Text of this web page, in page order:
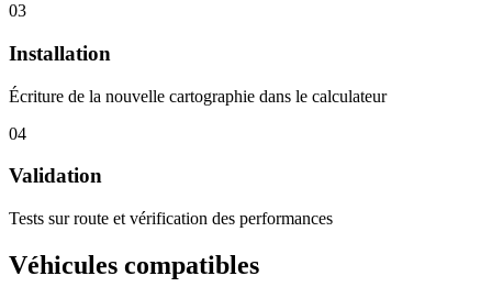
03
Installation
Écriture de la nouvelle cartographie dans le calculateur
04
Validation
Tests sur route et vérification des performances
Véhicules compatibles